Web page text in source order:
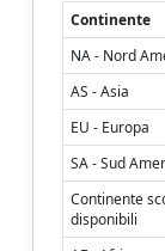
Continente
NA - Nord
AS - Asia
EU - Europa
SA - Sud
Continente
disponibili